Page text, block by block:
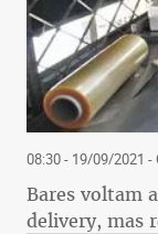
08:30 - 19/09/2021 -
Bares voltam
delivery, mas